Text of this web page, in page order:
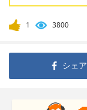
1 3800
シェア